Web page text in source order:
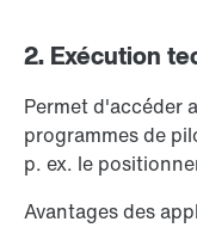
2. Exécution
Permet d'accéder
programmes de
p. ex. le
Avantages des